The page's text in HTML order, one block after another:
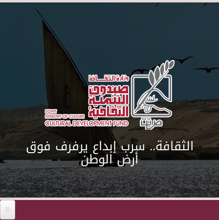
Skip to main content
الثقافة.. سرب إبداع يرفرف فوق
أرض الوطن